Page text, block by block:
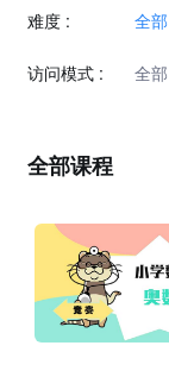
难度 : 全部
访问模式 : 全部
全部课程